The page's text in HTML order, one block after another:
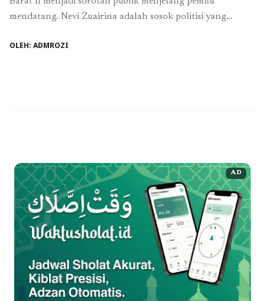
mendatang. Nevi Zuairina adalah sosok politisi yang
Dewan Perwakilan Rakyat (DPR) dari Partai Keadilan
OLEH: ADMROZI
AD